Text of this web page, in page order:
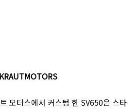
KRAUTMOTORS
모터스에서 커스텀 한 SV650은 스타